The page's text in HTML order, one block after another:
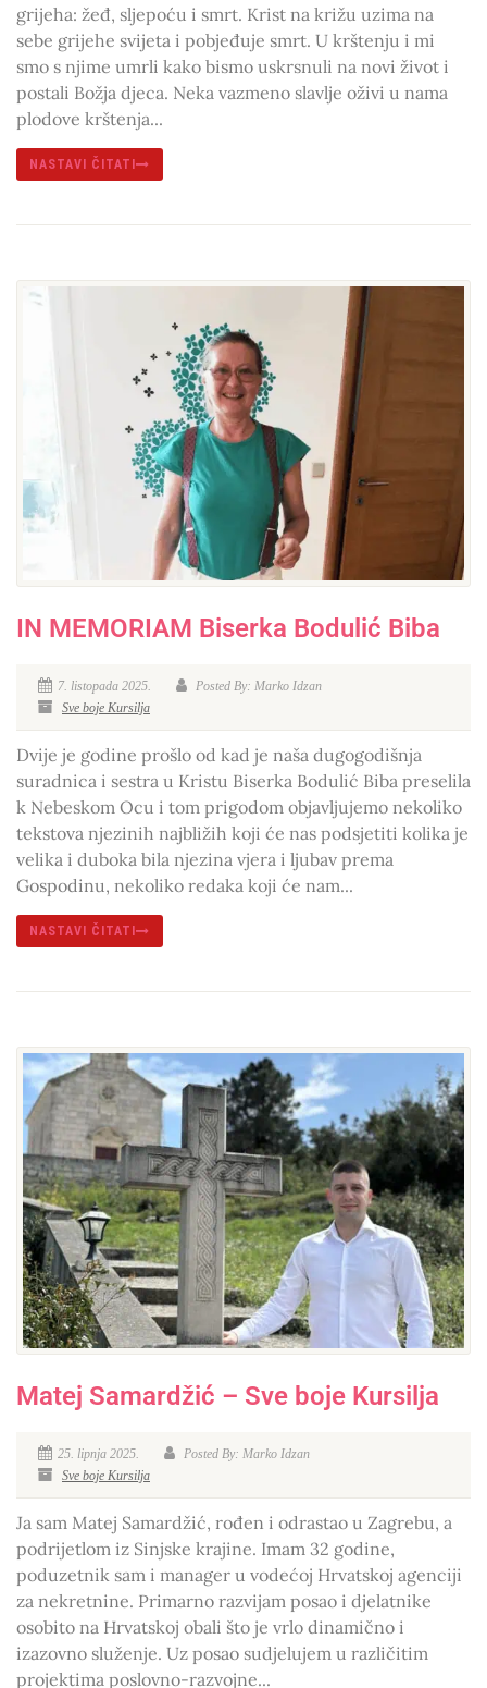
grijeha: žeđ, sljepoću i smrt. Krist na križu uzima na
sebe grijehe svijeta i pobjeđuje smrt. U krštenju i mi
smo s njime umrli kako bismo uskrsnuli na novi život i
postali Božja djeca. Neka vazmeno slavlje oživi u nama
plodove krštenja...
NASTAVI ČITATI
IN MEMORIAM Biserka Bodulić Biba
7. listopada 2025.
Posted By: Marko Idzan
Sve boje Kursilja
Dvije je godine prošlo od kad je naša dugogodišnja
suradnica i sestra u Kristu Biserka Bodulić Biba preselila
k Nebeskom Ocu i tom prigodom objavljujemo nekoliko
tekstova njezinih najbližih koji će nas podsjetiti kolika je
velika i duboka bila njezina vjera i ljubav prema
Gospodinu, nekoliko redaka koji će nam...
NASTAVI ČITATI
Matej Samardžić – Sve boje Kursilja
25. lipnja 2025.
Posted By: Marko Idzan
Sve boje Kursilja
Ja sam Matej Samardžić, rođen i odrastao u Zagrebu, a
podrijetlom iz Sinjske krajine. Imam 32 godine,
poduzetnik sam i manager u vodećoj Hrvatskoj agenciji
za nekretnine. Primarno razvijam posao i djelatnike
osobito na Hrvatskoj obali što je vrlo dinamično i
izazovno služenje. Uz posao sudjelujem u različitim
projektima poslovno-razvojne...